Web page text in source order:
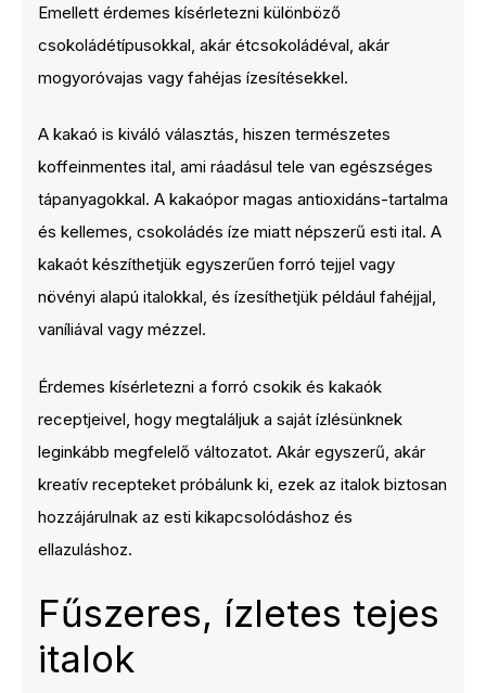
Emellett érdemes kísérletezni különböző
csokoládétípusokkal, akár étcsokoládéval, akár
mogyoróvajas vagy fahéjas ízesítésekkel.
A kakaó is kiváló választás, hiszen természetes
koffeinmentes ital, ami ráadásul tele van egészséges
tápanyagokkal. A kakaópor magas antioxidáns-tartalma
és kellemes, csokoládés íze miatt népszerű esti ital. A
kakaót készíthetjük egyszerűen forró tejjel vagy
növényi alapú italokkal, és ízesíthetjük például fahéjjal,
vaníliával vagy mézzel.
Érdemes kísérletezni a forró csokik és kakaók
receptjeivel, hogy megtaláljuk a saját ízlésünknek
leginkább megfelelő változatot. Akár egyszerű, akár
kreatív recepteket próbálunk ki, ezek az italok biztosan
hozzájárulnak az esti kikapcsolódáshoz és
ellazuláshoz.
Fűszeres, ízletes tejes
italok